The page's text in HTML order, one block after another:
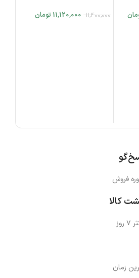
maker NEWLAND
11,400,000
11,120,000 تومان
زمان
کالا
فروش